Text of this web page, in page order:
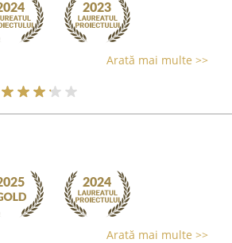
Arată mai multe >>
Arată mai multe >>